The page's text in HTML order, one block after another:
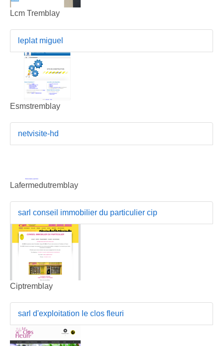
Lcm Tremblay
leplat miguel
Esmstremblay
netvisite-hd
Lafermedutremblay
sarl conseil immobilier du particulier cip
Ciptremblay
sarl d'exploitation le clos fleuri